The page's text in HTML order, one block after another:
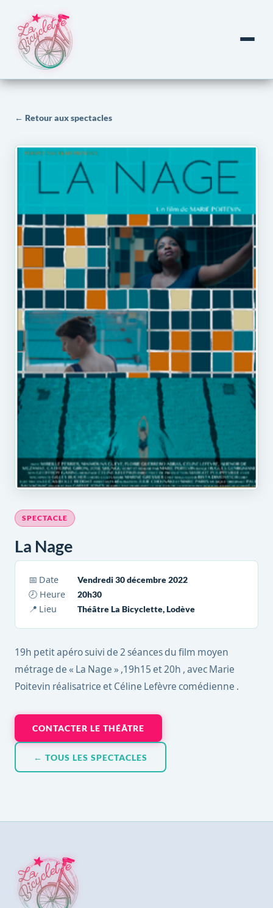
← Retour aux spectacles
SPECTACLE
La Nage
📅 Date
Vendredi 30 décembre 2022
🕗 Heure
20h30
📍 Lieu
Théâtre La Bicyclette, Lodève
19h petit apéro suivi de 2 séances du film moyen
métrage de « La Nage » ,19h15 et 20h , avec Marie
Poitevin réalisatrice et Céline Lefèvre comédienne .
CONTACTER LE THÉÂTRE
← TOUS LES SPECTACLES